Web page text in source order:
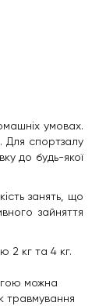
умовах.
Для спортзалу
до будь-якої
занять, що
зайняття
2 кг та 4 кг.
можна
травмування